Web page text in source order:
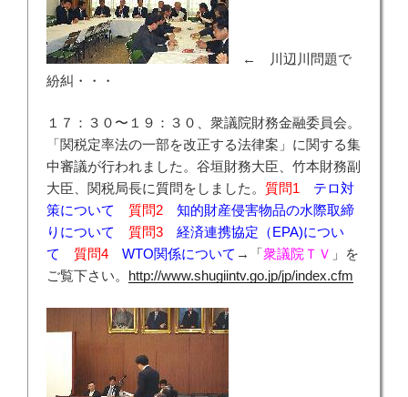
← 川辺川問題で
紛糾・・・
１７：３０〜１９：３０、衆議院財務金融委員会。
「関税定率法の一部を改正する法律案」に関する集
中審議が行われました。谷垣財務大臣、竹本財務副
大臣、関税局長に質問をしました。 質問1 テロ対
策について
質問2
知的財産侵害物品の水際取締
りについて 質問3
経済連携協定（EPA)につい
て 質問4 WTO関係について →「衆議院ＴＶ 」を
ご覧下さい。 http://www.shugiintv.go.jp/jp/index.cfm